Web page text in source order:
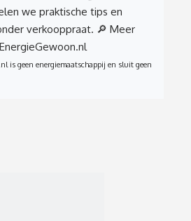
we praktische tips en
verkooppraat. 🔎 Meer
is geen energiemaatschappij en sluit geen